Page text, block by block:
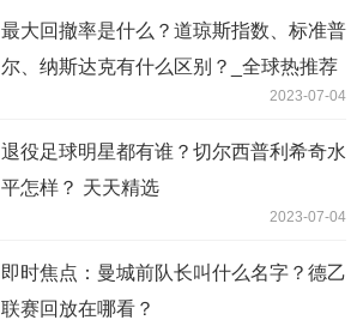
最大回撤率是什么？道琼斯指数、标准普
尔、纳斯达克有什么区别？_全球热推荐
2023-07-04
退役足球明星都有谁？切尔西普利希奇水
平怎样？ 天天精选
2023-07-04
即时焦点：曼城前队长叫什么名字？德乙
联赛回放在哪看？